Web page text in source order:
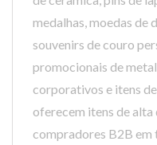
medalhas, moedas de
souvenirs de couro
promocionais de
corporativos e itens
oferecem itens de
compradores B2B em